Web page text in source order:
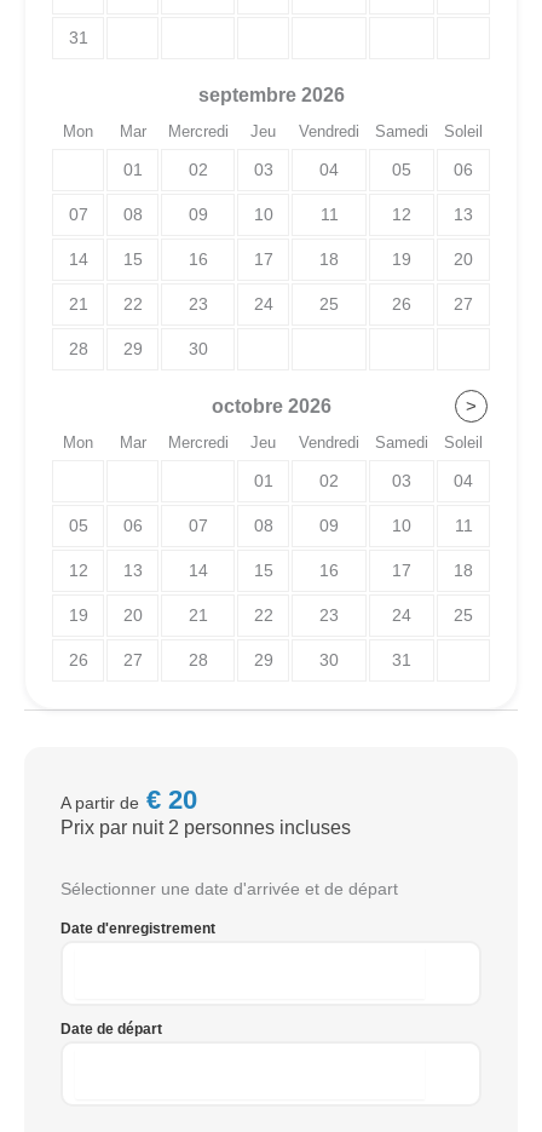
31
septembre 2026
Mon Mar Mercredi Jeu Vendredi Samedi Soleil
01 02 03 04 05 06
07 08 09 10 11 12 13
14 15 16 17 18 19 20
21 22 23 24 25 26 27
28 29 30
octobre 2026 >
Mon Mar Mercredi Jeu Vendredi Samedi Soleil
01 02 03 04
05 06 07 08 09 10 11
12 13 14 15 16 17 18
19 20 21 22 23 24 25
26 27 28 29 30 31
A partir de € 20
Prix par nuit 2 personnes incluses
Sélectionner une date d'arrivée et de départ
Date d'enregistrement
Date de départ